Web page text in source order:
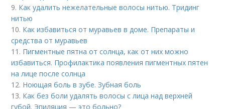
9. Как удалить нежелательные волосы нитью. Тридинг
нитью
10. Как избавиться от муравьев в доме. Препараты и
средства от муравьев
11. Пигментные пятна от солнца, как от них можно
избавиться. Профилактика появления пигментных пятен
на лице после солнца
12. Ноющая боль в зубе. Зубная боль
13. Как без боли удалять волосы с лица над верхней
губой. Эпиляция — это больно?